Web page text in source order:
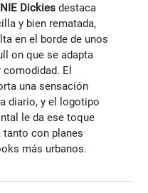
Dickies destaca
y bien rematada,
en el borde de unos
on que se adapta
El
una sensación
diario, y el logotipo
le da ese toque
con planes
más urbanos.